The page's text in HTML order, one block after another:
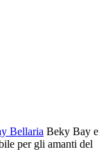
Bellaria Beky Bay e
per gli amanti del